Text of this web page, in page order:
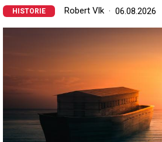
HISTORIE Robert Vlk 06.08.2026